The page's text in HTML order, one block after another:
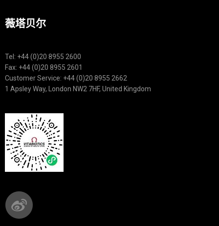
薇塔贝尔
Tel: +44 (0)20 8955 2600
Fax: +44 (0)20 8955 2601
Customer Service: +44 (0)20 8955 2662
1 Apsley Way, London NW2 7HF, United Kingdom